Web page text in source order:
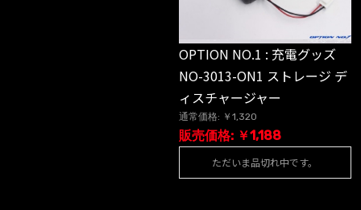
OPTION NO.1 : 充電グッズ
NO-3013-ON1 ストレージ デ
ィスチャージャー
通常価格: ￥1,320
販売価格: ￥1,188
ただいま品切れ中です。